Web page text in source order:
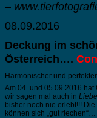
–
08.09.2016
Deckung im
Österreich….
Harmonischer und
Am 04. und 05.09.2016
wir sagen mal auch in Liebe,
bisher noch nie erlebt!!!
können sich „gut riechen“…